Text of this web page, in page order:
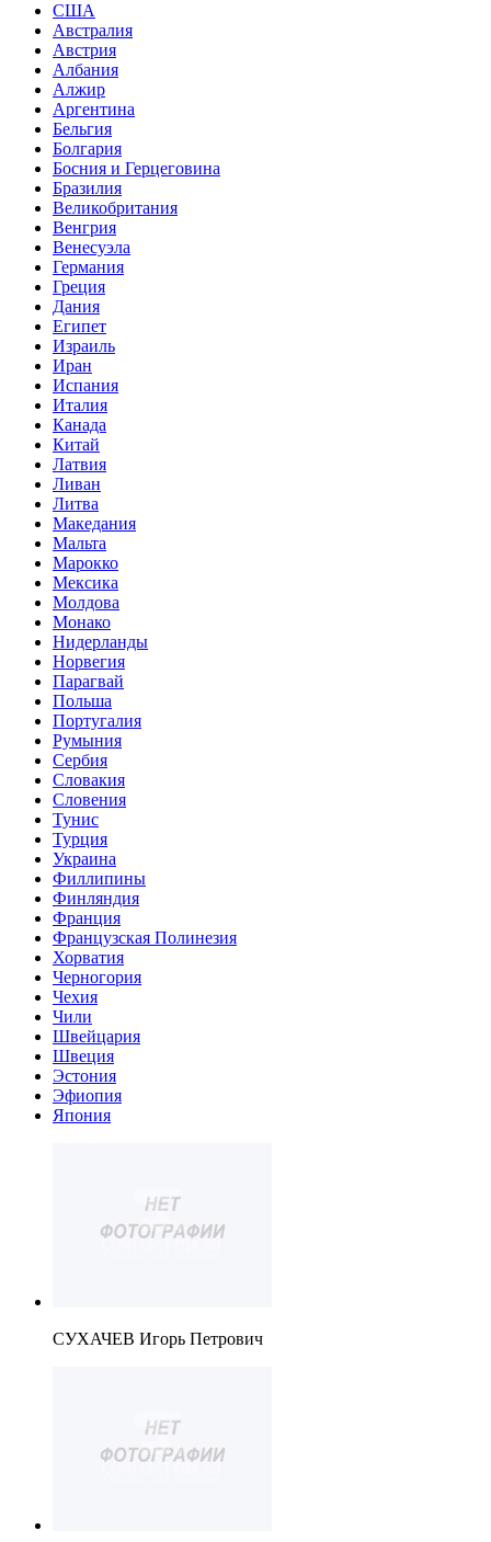
США
Австралия
Австрия
Албания
Алжир
Аргентина
Бельгия
Болгария
Босния и Герцеговина
Бразилия
Великобритания
Венгрия
Венесуэла
Германия
Греция
Дания
Египет
Израиль
Иран
Испания
Италия
Канада
Китай
Латвия
Ливан
Литва
Македания
Мальта
Марокко
Мексика
Молдова
Монако
Нидерланды
Норвегия
Парагвай
Польша
Португалия
Румыния
Сербия
Словакия
Словения
Тунис
Турция
Украина
Филлипины
Финляндия
Франция
Французская Полинезия
Хорватия
Черногория
Чехия
Чили
Швейцария
Швеция
Эстония
Эфиопия
Япония
СУХАЧЕВ Игорь Петрович